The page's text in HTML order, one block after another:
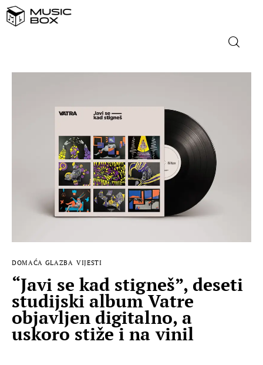
DOMAĆA GLAZBA
STRANA GLAZBA
FILM
MUSIC BOX
DOMAĆA GLAZBA VIJESTI
“Javi se kad stigneš”, deseti
studijski album Vatre
objavljen digitalno, a
uskoro stiže i na vinil